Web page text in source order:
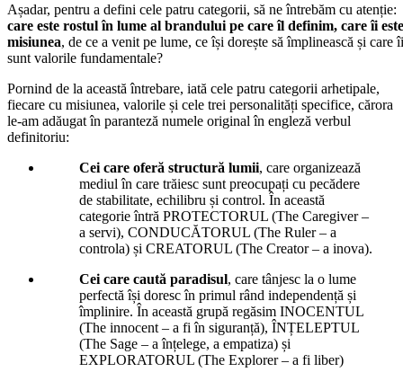
Așadar, pentru a defini cele patru categorii, să ne întrebăm cu atenție:
care este rostul în lume al brandului pe care îl definim, care îi este
misiunea, de ce a venit pe lume, ce își dorește să împlinească și care îi
sunt valorile fundamentale?
Pornind de la această întrebare, iată cele patru categorii arhetipale,
fiecare cu misiunea, valorile și cele trei personalități specifice, cărora
le-am adăugat în paranteză numele original în engleză verbul
definitoriu:
Cei care oferă structură lumii, care organizează
mediul în care trăiesc sunt preocupați cu pecădere
de stabilitate, echilibru și control. În această
categorie întră PROTECTORUL (The Caregiver –
a servi), CONDUCĂTORUL (The Ruler – a
controla) și CREATORUL (The Creator – a inova).
Cei care caută paradisul, care tânjesc la o lume
perfectă își doresc în primul rând independență și
împlinire. În această grupă regăsim INOCENTUL
(The innocent – a fi în siguranță), ÎNȚELEPTUL
(The Sage – a înțelege, a empatiza) și
EXPLORATORUL (The Explorer – a fi liber)